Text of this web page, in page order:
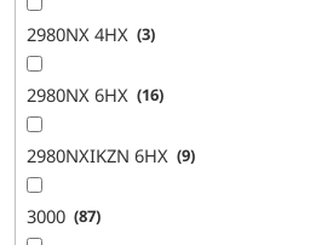
2980NX 4HX 3
2980NX 6HX 16
2980NXIKZN 6HX 9
3000 87